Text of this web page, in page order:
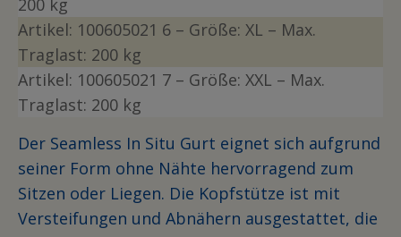
200 kg
Artikel: 100605021 6 – Größe: XL – Max.
Traglast: 200 kg
Artikel: 100605021 7 – Größe: XXL – Max.
Traglast: 200 kg
Der Seamless In Situ Gurt eignet sich aufgrund
seiner Form ohne Nähte hervorragend zum
Sitzen oder Liegen. Die Kopfstütze ist mit
Versteifungen und Abnähern ausgestattet, die